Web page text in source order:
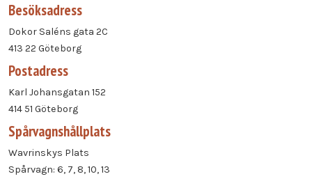
Besöksadress
Dokor Saléns gata 2C
413 22 Göteborg
Postadress
Karl Johansgatan 152
414 51 Göteborg
Spårvagnshållplats
Wavrinskys Plats
Spårvagn: 6, 7, 8, 10, 13